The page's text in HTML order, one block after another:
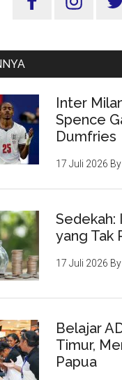
Inter
Spence
Dumfries
17 Juli 2026 By
Sedekah:
yang Tak
17 Juli 2026 By
Belajar
Timur,
Papua